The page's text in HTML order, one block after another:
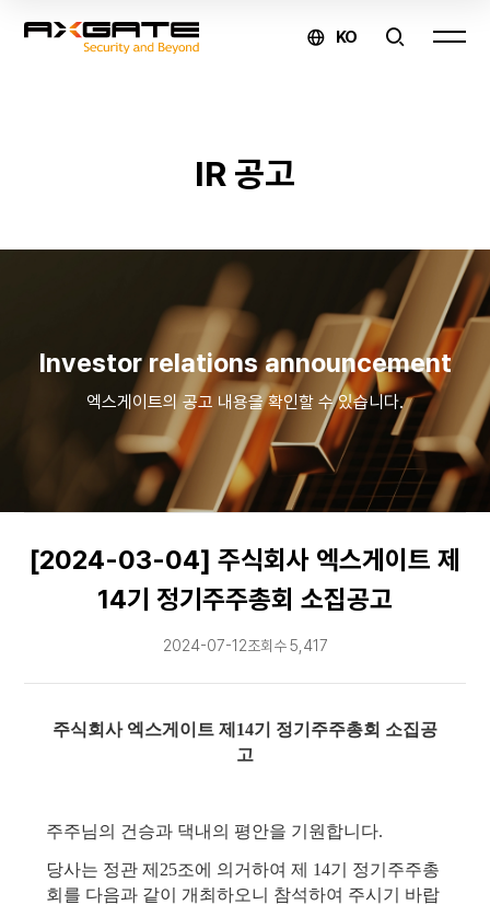
KO
제품
구매 및
견적
문의
↗
유지보수
↗
IR 공고
Investor relations announcement
엑스게이트의 공고 내용을 확인할 수 있습니다.
[2024-03-04] 주식회사 엑스게이트 제
14기 정기주주총회 소집공고
2024-07-12조회수 5,417
주식회사 엑스게이트 제14기 정기주주총회 소집공
고
주주님의 건승과 댁내의 평안을 기원합니다.
당사는 정관 제25조에 의거하여 제 14기 정기주주총
회를 다음과 같이 개최하오니 참석하여 주시기 바랍